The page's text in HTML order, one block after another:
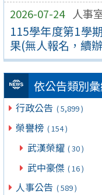
2026-07-24 人事
115學年度第1學
果(無人報名，續
依公告類別
行政公告 ( 5,899 )
榮譽榜 ( 154 )
武漢榮耀 ( 30 )
武中豪傑 ( 16 )
人事公告 ( 589 )